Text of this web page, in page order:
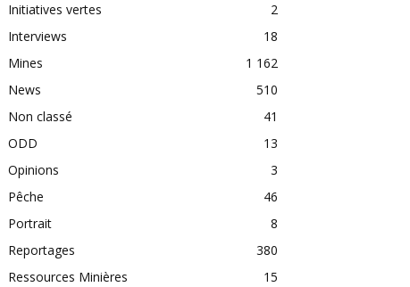
Initiatives vertes
2
Interviews
18
Mines
1 162
News
510
Non classé
41
ODD
13
Opinions
3
Pêche
46
Portrait
8
Reportages
380
Ressources Minières
15